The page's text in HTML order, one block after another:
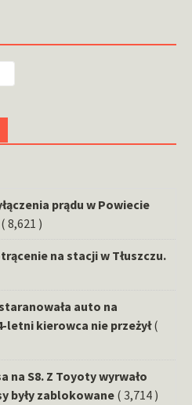
prądu w Powiecie
( 8,621 )
na stacji w Tłuszczu.
auto na
letni kierowca nie przeżył (
na S8. Z Toyoty wyrwało
były zablokowane ( 3,714 )